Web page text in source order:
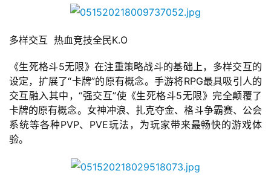
2
2
5
第
十
三
届
多样交互  热血竞技全民K.O
《生死格斗5无限》在注重策略战斗的基础上，多样交互的
设定，扩展了“卡牌”的原有概念。手游将RPG最具吸引人的
交互融入其中，“强交互”使《生死格斗5无限》完全颠覆了
卡牌的原有概念。女神冲浪、扎克夺金、格斗争霸赛、公会
系统等各种PVP、PVE玩法，为玩家带来最畅快的游戏体
验。